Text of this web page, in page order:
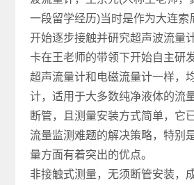
一段留学经历)当时是作为大连索
开始逐步接触并研究超声波流量
卡在王老师的带领下开始自主研
超声流量计和电磁流量计一样，
计，适用于大多数纯净液体的流
断管，且测量安装方式简单，它
流量监测难题的解决策略，特别
量方面有着突出的优点。
非接触式测量，无须断管安装，